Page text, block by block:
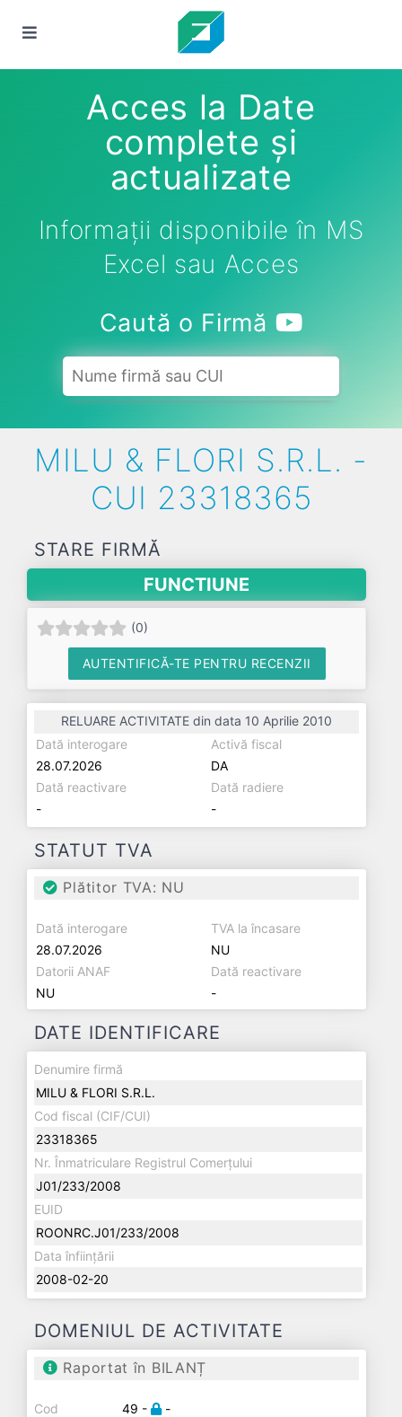
Acces la Date
complete și
actualizate
Informații disponibile în MS
Excel sau Acces
Caută o Firmă
MILU & FLORI S.R.L. -
CUI 23318365
STARE FIRMĂ
FUNCTIUNE
(0)
AUTENTIFICĂ-TE PENTRU RECENZII
RELUARE ACTIVITATE din data 10 Aprilie 2010
Dată interogare
28.07.2026
Activă fiscal
DA
Dată reactivare
-
Dată radiere
-
STATUT TVA
Plătitor TVA: NU
Dată interogare
28.07.2026
TVA la încasare
NU
Datorii ANAF
NU
Dată reactivare
-
DATE IDENTIFICARE
Denumire firmă
MILU & FLORI S.R.L.
Cod fiscal (CIF/CUI)
23318365
Nr. Înmatriculare Registrul Comerțului
J01/233/2008
EUID
ROONRC.J01/233/2008
Data înființării
2008-02-20
DOMENIUL DE ACTIVITATE
Raportat în BILANȚ
Cod
49 - -